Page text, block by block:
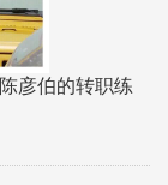
彦伯的转职练